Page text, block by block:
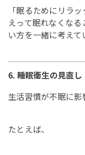
「眠るためにリラ
えって眠れなくな
い方を一緒に考えて
6. 睡眠衛生の見直し
生活習慣が不眠に影
たとえば、